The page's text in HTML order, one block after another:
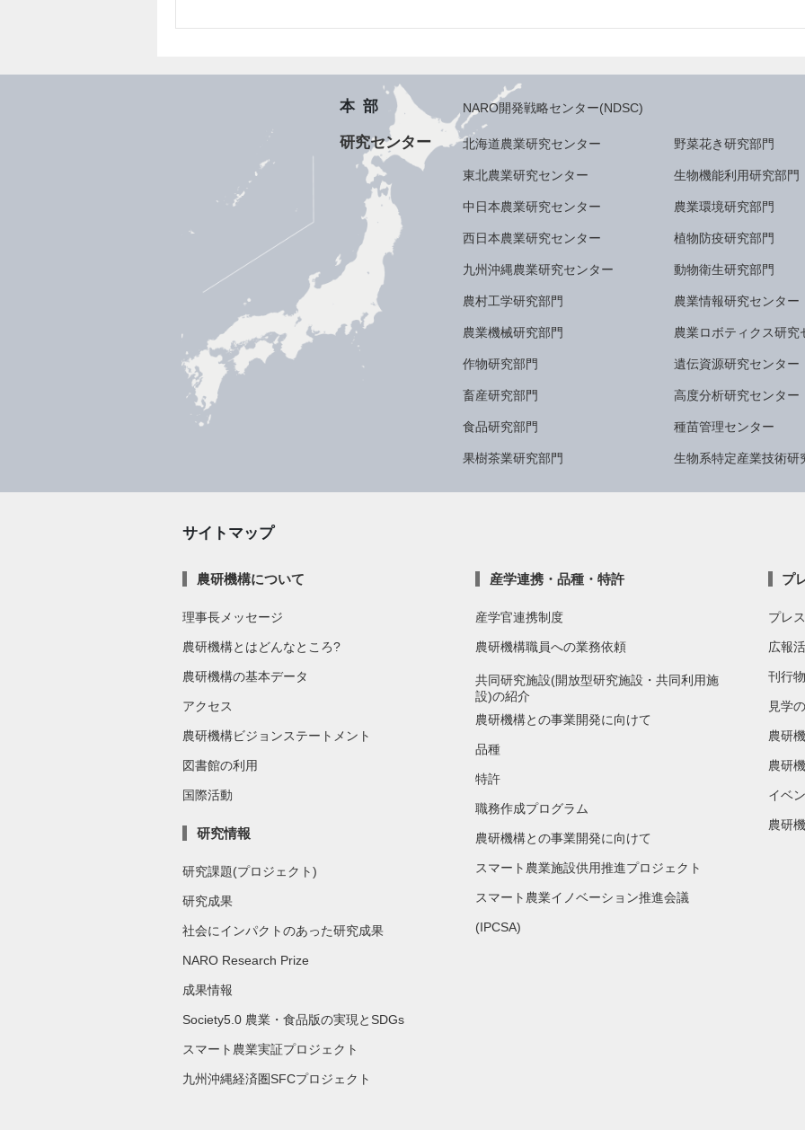
本部 NARO開発戦略センター(NDSC)
研究センター 北海道農業研究センター
東北農業研究センター
中日本農業研究センター
西日本農業研究センター
九州沖縄農業研究センター
農村工学研究部門
農業機械研究部門
作物研究部門
畜産研究部門
食品研究部門
果樹茶業研究部門
野菜花き研究部門
生物機能利用研究部門
農業環境研究部門
植物防疫研究部門
動物衛生研究部門
農業情報研究センター
農業ロボティクス研究
遺伝資源研究センター
高度分析研究センター
種苗管理センター
生物系特定産業技術研
サイトマップ
農研機構について
理事長メッセージ
農研機構とはどんなところ?
農研機構の基本データ
アクセス
農研機構ビジョンステートメント
図書館の利用
国際活動
研究情報
研究課題(プロジェクト)
研究成果
社会にインパクトのあった研究成果
NARO Research Prize
成果情報
Society5.0 農業・食品版の実現とSDGs
スマート農業実証プロジェクト
九州沖縄経済圏SFCプロジェクト
産学連携・品種・特許
産学官連携制度
農研機構職員への業務依頼
共同研究施設(開放型研究施設・共同利用施
設)の紹介
農研機構との事業開発に向けて
品種
特許
職務作成プログラム
農研機構との事業開発に向けて
スマート農業施設供用推進プロジェクト
スマート農業イノベーション推進会議
(IPCSA)
プ
プレ
広報
刊行
見学
農研
農研
イベ
農研